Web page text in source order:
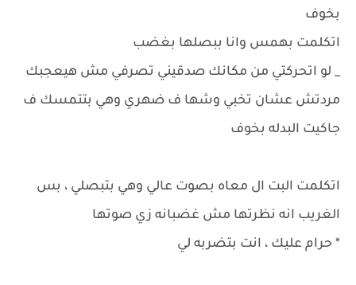
بخوف
اتكلمت بهمس وانا ببصلها بغضب
_ لو اتحركتي من مكانك صدقيني تصرفي مش هيعجبك
مردتش عشان تخبي وشها ف ضهري وهي بتتمسك ف
جاكيت البدله بخوف
اتكلمت البت ال معاه بصوت عالي وهي بتبصلي ، بس
الغريب انه نظرتها مش غضبانه زي صوتها
* حرام عليك ، انت بتضربه لي